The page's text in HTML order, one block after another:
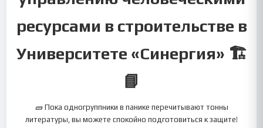
ресурсами в строительстве в
Университете «Синергия» 🏗️
📘
🧱 Пока одногруппники в панике перечитывают тонны
литературы, вы можете спокойно подготовиться к защите!